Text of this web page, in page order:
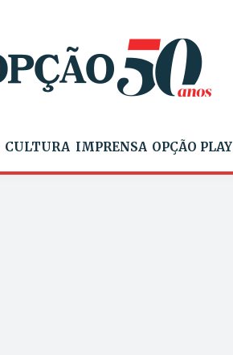
CULTURA IMPRENSA OPÇÃO PLAY